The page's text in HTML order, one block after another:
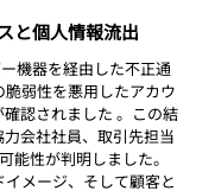
と個人情報流出
機器を経由した不正通
弱性を悪用したアカウ
認されました 。この結
会社社員、取引先担当
能性が判明しました。
メージ、そして顧客と